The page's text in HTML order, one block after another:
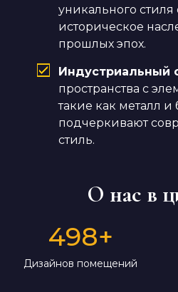
уникального стиля
историческое
прошлых эпох.
Индустриальный
пространства с
такие как металл и
подчеркивают
стиль.
О нас в
498+
Дизайнов помещений